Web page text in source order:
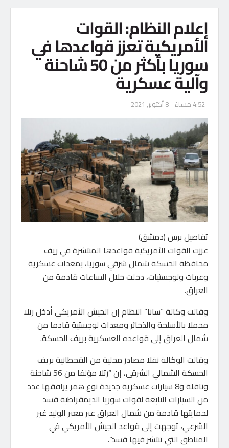
إعلام النظام: القوات
الأمريكية تعزز قواعدها في
سوريا بأكثر من 50 شاحنة
وآلية عسكرية
4:52 مساءً - 8 أكتوبر, 2021
تفاصيل برس (دمشق)
عززت القوات الأمريكية قواعدها المنتشرة في ريف
محافظة الحسكة شمال شرقي سوريا، بمعدات عسكرية
وعربات ولوجستيات، دخلت خلال الساعات قادمة من
العراق.
وقالت وكالة “سانا” النظام إن الجيش الأمريكي أدخل رتلا
محملا بالأسلحة والذخائر ومعدات لوجستية قادما من
شمال العراق إلى قواعده العسكرية بريف الحسكة.
وقالت الوكالة نقلا مصادر محلية من القحطانية بريف
الحسكة الشمالي الشرقي، إن “رتلا مؤلفا من 56 شاحنة
وناقلة و8 سيارات عسكرية جديدة نوع همر يرافقها عدد
من السيارات التابعة لقوات سوريا الديمقراطية قسد
لحمايتها قادمة من شمال العراق عبر معبر الوليد غير
الشرعي، توجهت إلى قواعد الجيش الأمريكي في
المناطق التي تنتشر فيها قسد”.